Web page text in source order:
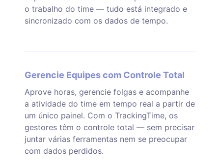
o trabalho do time — tudo está integrado e
sincronizado com os dados de tempo.
Gerencie Equipes com Controle Total
Aprove horas, gerencie folgas e acompanhe
a atividade do time em tempo real a partir de
um único painel. Com o TrackingTime, os
gestores têm o controle total — sem precisar
juntar várias ferramentas nem se preocupar
com dados perdidos.